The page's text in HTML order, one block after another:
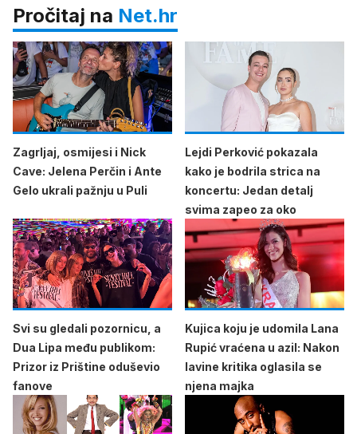
Pročitaj na Net.hr
Zagrljaj, osmijesi i Nick
Cave: Jelena Perčin i Ante
Gelo ukrali pažnju u Puli
Lejdi Perković pokazala
kako je bodrila strica na
koncertu: Jedan detalj
svima zapeo za oko
Svi su gledali pozornicu, a
Dua Lipa među publikom:
Prizor iz Prištine oduševio
fanove
Kujica koju je udomila Lana
Rupić vraćena u azil: Nakon
lavine kritika oglasila se
njena majka